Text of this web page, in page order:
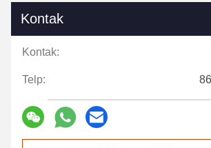
Kontak
Kontak:
Telp: